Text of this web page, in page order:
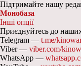
Підтримайте нашу
Монобаза
Інші опції
Приєднуйтесь до
Telegram — t.me/
Viber — viber.com/
WhatsApp —